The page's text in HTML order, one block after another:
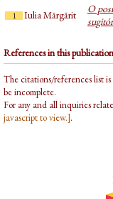
1 Iulia Mărgărit
O
sugitór
References in this
The citations/references list
be incomplete.
For any and all inquiries
javascript to view.].